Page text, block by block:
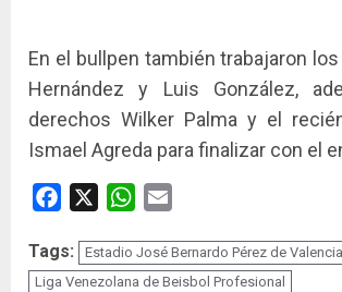
En el bullpen también trabajaron
Hernández y Luis González,
derechos Wilker Palma y el
Ismael Agreda para finalizar con el
Facebook WhatsApp
Tags:
Estadio José Bernardo Pérez de Valencia
Liga Venezolana de Beisbol Profesional